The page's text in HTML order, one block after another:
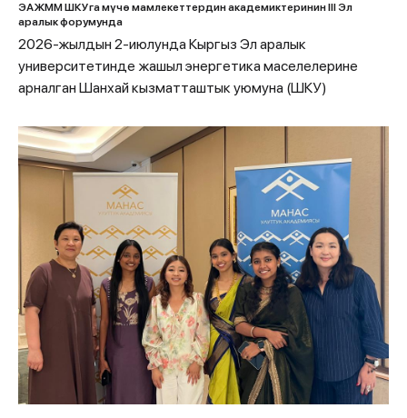
ЭАЖММ ШКУга мүчө мамлекеттердин академиктеринин III Эл
аралык форумунда
2026-жылдын 2-июлунда Кыргыз Эл аралык
университетинде жашыл энергетика маселелерине
арналган Шанхай кызматташтык уюмуна (ШКУ)